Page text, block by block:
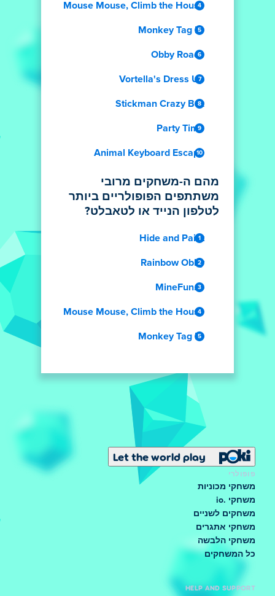
Mouse Mouse, Climb the House
Monkey Tag IO
Obby Roads
Vortella's Dress Up
Stickman Crazy Box
Party Time
Animal Keyboard Escape
מהם ה-משחקים מרובי
משתתפים הפופולריים ביותר
לטלפון הנייד או לטאבלט?
Hide and Paint
Rainbow Obby
MineFun.io
Mouse Mouse, Climb the House
Monkey Tag IO
Let the world play
פופולרי
משחקי מכוניות
משחקי .io
משחקים לשניים
משחקי אתגרים
משחקי הלבשה
כל המשחקים
HELP AND SUPPORT